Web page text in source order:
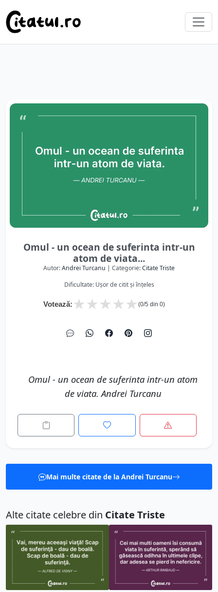
Omul - un ocean de suferinta intr-un
atom de viata...
Autor:Andrei Turcanu | Categorie:Citate Triste
Dificultate: Ușor de citit și înțeles
Votează: ★
★
★
★
★ (0/5 din 0)
Omul - un ocean de suferinta intr-un atom
de viata. Andrei Turcanu
Mai multe citate de la Andrei Turcanu
Alte citate celebre din Citate Triste